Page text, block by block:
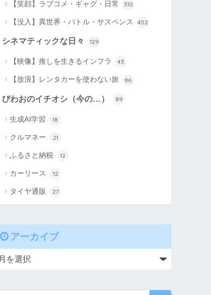
【笑顔】ラブコメ・ギャグ・日常 310
【没入】異世界・バトル・サスペンス 402
シネマティックな日々 129
【映像】推しを生きるインフラ 43
【放浪】レンタカーを使わない旅 86
びわおのイチオシ（今の…） 89
生成AI学習 18
クルマネー 21
ふるさと納税 12
カーリース 12
タイヤ通販 27
アーカイブ